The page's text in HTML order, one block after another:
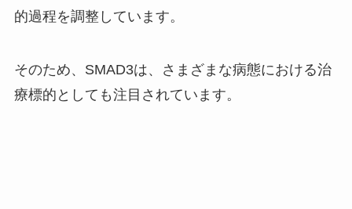
的過程を調整しています。
そのため、SMAD3は、さまざまな病態における治
療標的としても注目されています。